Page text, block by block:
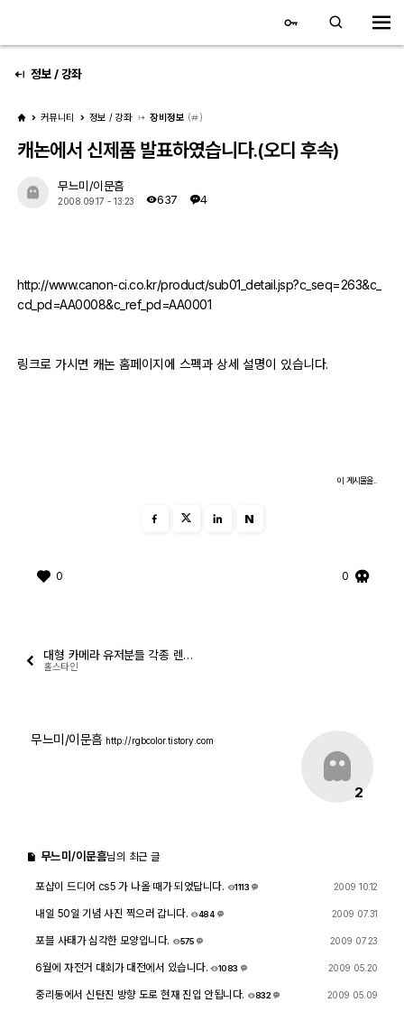
홈
갤러리
자유 갤러리
전시회 갤러리
장터
가입인사
djslr 소개
공지사항
정보 / 강좌
커뮤니티 정보 / 강좌 장비정보 ( )
캐논에서 신제품 발표하였습니다.(오디 후속)
무느미/이문흠
2008.09.17 - 13:23 637 4
http://www.canon-ci.co.kr/product/sub01_detail.jsp?c_seq=263&c_
cd_pd=AA0008&c_ref_pd=AA0001
링크로 가시면 캐논 홈페이지에 스펙과 상세 설명이 있습니다.
이 게시물을..
N
0 0
대형 카메라 유저분들 각종 렌즈의 특성을 알고사용
홀스타인
2
무느미/이문흠 http://rgbcolor.tistory.com
무느미/이문흠님의 최근 글
포샵이 드디어 cs5 가 나올 때가 되었답니다.
1113
2009 10.12
내일 50일 기념 사진 찍으러 갑니다.
484
2009 07.31
포블 사태가 심각한 모양입니다.
575
2009 07.23
6월에 자전거 대회가 대전에서 있습니다.
1083
2009 05.20
중리동에서 신탄진 방향 도로 현재 진입 안됩니다.
832
2009 05.09